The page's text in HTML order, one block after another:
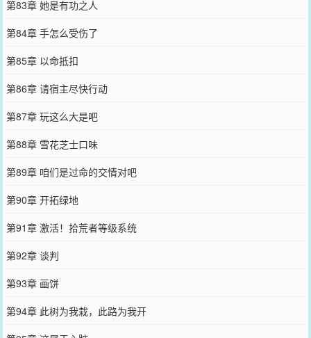
第83章 她是有功之人
第84章 手怎么受伤了
第85章 以命抵扣
第86章 请宿主尽快行动
第87章 玩这么大是吧
第88章 雪花芝士口味
第89章 咱们是过命的交情对吧
第90章 开拓绿地
第91章 激活！拾荒者等级系统
第92章 谈判
第93章 画饼
第94章 此树为我栽，此路为我开